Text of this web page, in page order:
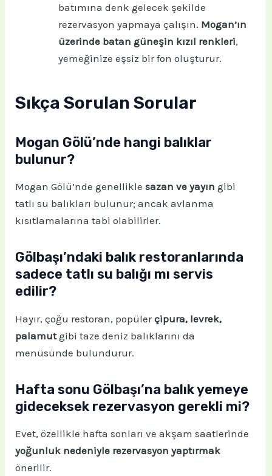
batımına denk gelecek şekilde
rezervasyon yapmaya çalışın. Mogan’ın
üzerinde batan güneşin kızıl renkleri,
yemeğinize eşsiz bir fon oluşturur.
Sıkça Sorulan Sorular
Mogan Gölü’nde hangi balıklar
bulunur?
Mogan Gölü’nde genelliklesazan ve yayın gibi
tatlı su balıkları bulunur; ancak avlanma
kısıtlamalarına tabi olabilirler.
Gölbaşı’ndaki balık restoranlarında
sadece tatlı su balığı mı servis
edilir?
Hayır, çoğu restoran, popülerçipura, levrek,
palamutgibi taze deniz balıklarını da
menüsünde bulundurur.
Hafta sonu Gölbaşı’na balık yemeye
gideceksek rezervasyon gerekli mi?
Evet, özellikle hafta sonları ve akşam saatlerinde
yoğunluk nedeniyle rezervasyon yaptırmak
önerilir.